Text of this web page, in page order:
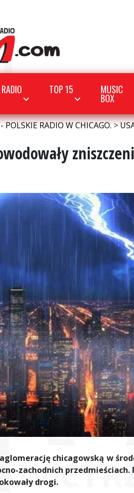
RADIO TOP 15 MUSIC
BOX
RADIO W CHICAGO.>
chicagowską w
zachodnich
drogi.